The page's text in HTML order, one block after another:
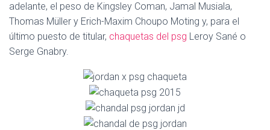
adelante, el peso de Kingsley Coman, Jamal Musiala,
Thomas Müller y Erich-Maxim Choupo Moting y, para el
último puesto de titular, chaquetas del psg Leroy Sané o
Serge Gnabry.